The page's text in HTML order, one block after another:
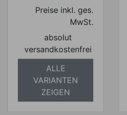
Preise inkl. ges.
MwSt.
absolut
versandkostenfrei
ALLE
VARIANTEN
ZEIGEN